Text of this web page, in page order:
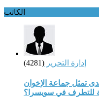
الكاتب
إدارة التحرير (4281)
تمثل جماعة الإخوان
للتطرف في سويسرا؟